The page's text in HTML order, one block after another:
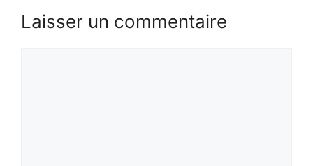
Laisser un commentaire